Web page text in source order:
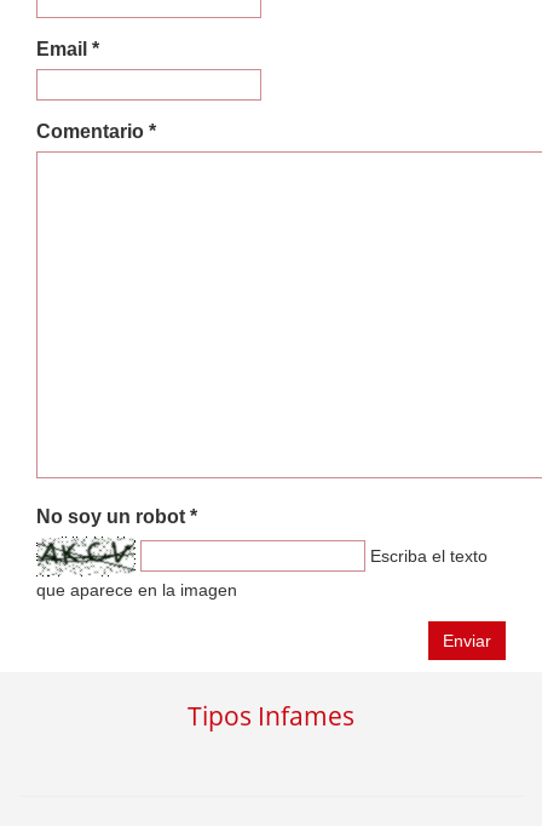
Email *
Comentario *
No soy un robot *
Escriba el texto
que aparece en la imagen
Enviar
Tipos Infames